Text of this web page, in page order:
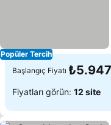
Popüler Tercih
Başlangıç Fiyatı ₺5.947
Fiyatları görün: 12 site